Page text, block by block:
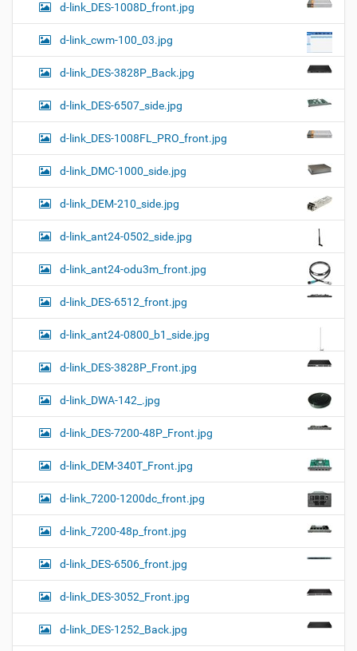
d-link_DES-1008D_front.jpg
d-link_cwm-100_03.jpg
d-link_DES-3828P_Back.jpg
d-link_DES-6507_side.jpg
d-link_DES-1008FL_PRO_front.jpg
d-link_DMC-1000_side.jpg
d-link_DEM-210_side.jpg
d-link_ant24-0502_side.jpg
d-link_ant24-odu3m_front.jpg
d-link_DES-6512_front.jpg
d-link_ant24-0800_b1_side.jpg
d-link_DES-3828P_Front.jpg
d-link_DWA-142_.jpg
d-link_DES-7200-48P_Front.jpg
d-link_DEM-340T_Front.jpg
d-link_7200-1200dc_front.jpg
d-link_7200-48p_front.jpg
d-link_DES-6506_front.jpg
d-link_DES-3052_Front.jpg
d-link_DES-1252_Back.jpg